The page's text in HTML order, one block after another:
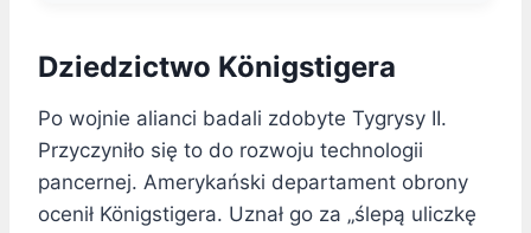
Dziedzictwo Königstigera
Po wojnie alianci badali zdobyte Tygrysy II.
Przyczyniło się to do rozwoju technologii
pancernej. Amerykański departament obrony
ocenił Königstigera. Uznał go za „ślepą uliczkę